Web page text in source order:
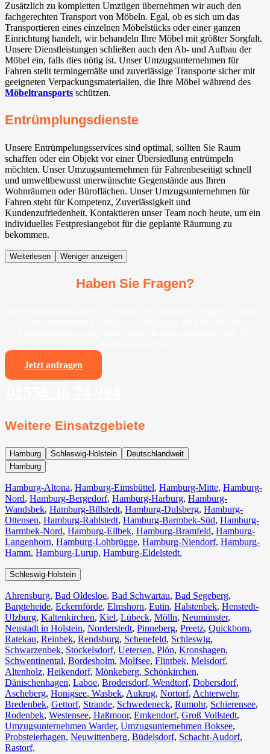
Zusätzlich zu kompletten Umzügen übernehmen wir auch den
fachgerechten Transport von Möbeln. Egal, ob es sich um das
Transportieren eines einzelnen Möbelstücks oder einer ganzen
Einrichtung handelt, wir behandeln Ihre Möbel mit größter Sorgfalt.
Unsere Dienstleistungen schließen auch den Ab- und Aufbau der
Möbel ein, falls dies nötig ist. Unser Umzugsunternehmen für
Fahren stellt termingemäße und zuverlässige Transporte sicher mit
geeigneten Verpackungsmaterialien, die Ihre Möbel während des
Möbeltransports schützen.
Entrümplungsdienste
Unsere Entrümpelungsservices sind optimal, sollten Sie Raum
schaffen oder ein Objekt vor einer Übersiedlung entrümpeln
möchten. Unser Umzugsunternehmen für Fahrenbeseitigt schnell
und umweltbewusst unerwünschte Gegenstände aus Ihren
Wohnräumen oder Büroflächen. Unser Umzugsunternehmen für
Fahren steht für Kompetenz, Zuverlässigkeit und
Kundenzufriedenheit. Kontaktieren unser Team noch heute, um ein
individuelles Festpresiangebot für die geplante Räumung zu
bekommen.
Weiterlesen Weniger anzeigen
Haben Sie Fragen?
Jetzt anfragen
Weitere Einsatzgebiete
Hamburg Schleswig-Holstein
Deutschlandweit
Hamburg
Hamburg-Altona, Hamburg-Eimsbüttel, Hamburg-Mitte, Hamburg-
Nord, Hamburg-Bergedorf, Hamburg-Harburg, Hamburg-
Wandsbek, Hamburg-Billstedt, Hamburg-Dulsberg, Hamburg-
Ottensen, Hamburg-Rahlstedt, Hamburg-Barmbek-Süd, Hamburg-
Barmbek-Nord, Hamburg-Eilbek, Hamburg-Bramfeld, Hamburg-
Langenhorn, Hamburg-Lohbrügge, Hamburg-Niendorf, Hamburg-
Hamm, Hamburg-Lurup, Hamburg-Eidelstedt,
Schleswig-Holstein
Ahrensburg, Bad Oldesloe, Bad Schwartau, Bad Segeberg,
Bargteheide, Eckernförde, Elmshorn, Eutin, Halstenbek, Henstedt-
Ulzburg, Kaltenkirchen, Kiel, Lübeck, Mölln, Neumünster,
Neustadt in Holstein, Norderstedt, Pinneberg, Preetz, Quickborn,
Ratekau, Reinbek, Rendsburg, Schenefeld, Schleswig,
Schwarzenbek, Stockelsdorf, Uetersen, Plön, Kronshagen,
Schwentinental, Bordesholm, Molfsee, Flintbek, Melsdorf,
Altenholz, Heikendorf, Mönkeberg, Schönkirchen,
Dänischenhagen, Laboe, Brodersdorf, Wendtorf, Dobersdorf,
Ascheberg, Honigsee, Wasbek, Aukrug, Nortorf, Achterwehr,
Bredenbek, Gettorf, Strande, Schwedeneck, Rumohr, Schierensee,
Rodenbek, Westensee, Haßmoor, Emkendorf, Groß Vollstedt,
Umzugsunternehmen Warder, Umzugsunternehmen Boksee,
Probsteierhagen, Neuwittenberg, Büdelsdorf, Schacht-Audorf,
Rastorf,